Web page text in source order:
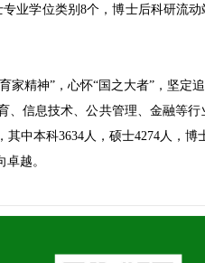
业学位类别8个，博士后科研流
家精神”，心怀“国之大者”，坚
、信息技术、公共管理、金融等
其中本科3634人，硕士4274人，
越。